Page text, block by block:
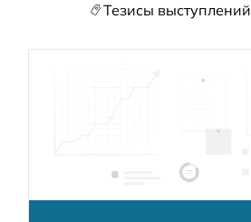
Тезисы выступлений